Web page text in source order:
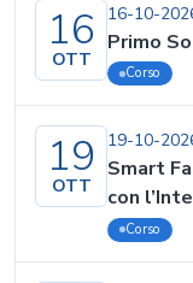
16
OTT
16-10-
Primo
Corso
19
OTT
19-10-
Smart
con
Corso